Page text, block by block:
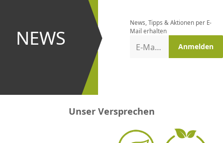
NEWS
und bei
Aktionen
News, Tipps & Aktionen per E-
Mail erhalten
E-Mail-Adresse Anmelden
Unser Versprechen